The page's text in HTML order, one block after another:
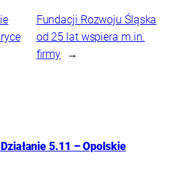
Fundacji Rozwoju Śląska
od 25 lat wspiera m.in.
firmy
→
5.11 – Opolskie